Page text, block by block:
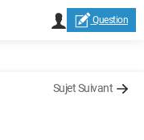
Question
Sujet Suivant